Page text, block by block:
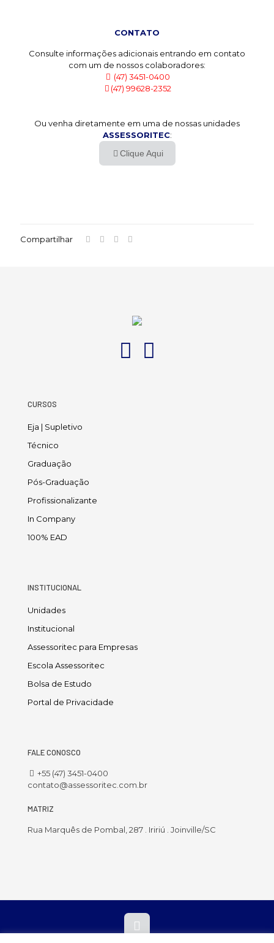
CONTATO
Consulte informações adicionais entrando em contato
com um de nossos colaboradores:
(47) 3451-0400
(47) 99628-2352
Ou venha diretamente em uma de nossas unidades
ASSESSORITEC:
Clique Aqui
Compartilhar
CURSOS
Eja | Supletivo
Técnico
Graduação
Pós-Graduação
Profissionalizante
In Company
100% EAD
INSTITUCIONAL
Unidades
Institucional
Assessoritec para Empresas
Escola Assessoritec
Bolsa de Estudo
Portal de Privacidade
FALE CONOSCO
+55 (47) 3451-0400
contato@assessoritec.com.br
MATRIZ
Rua Marquês de Pombal, 287 . Iririú . Joinville/SC